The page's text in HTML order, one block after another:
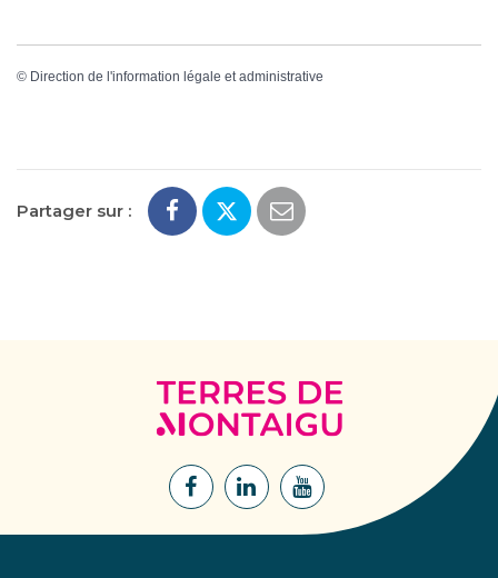
© Direction de l'information légale et administrative
Partager sur :
Terres
de
Montaigu
Lien
Lien
Lien